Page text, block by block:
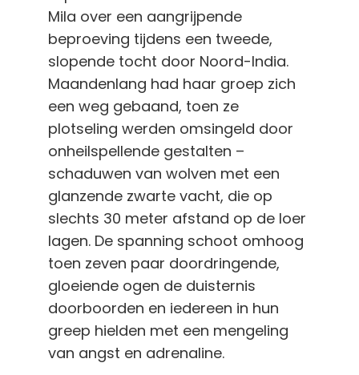
Mila over een aangrijpende
beproeving tijdens een tweede,
slopende tocht door Noord-India.
Maandenlang had haar groep zich
een weg gebaand, toen ze
plotseling werden omsingeld door
onheilspellende gestalten –
schaduwen van wolven met een
glanzende zwarte vacht, die op
slechts 30 meter afstand op de loer
lagen. De spanning schoot omhoog
toen zeven paar doordringende,
gloeiende ogen de duisternis
doorboorden en iedereen in hun
greep hielden met een mengeling
van angst en adrenaline.